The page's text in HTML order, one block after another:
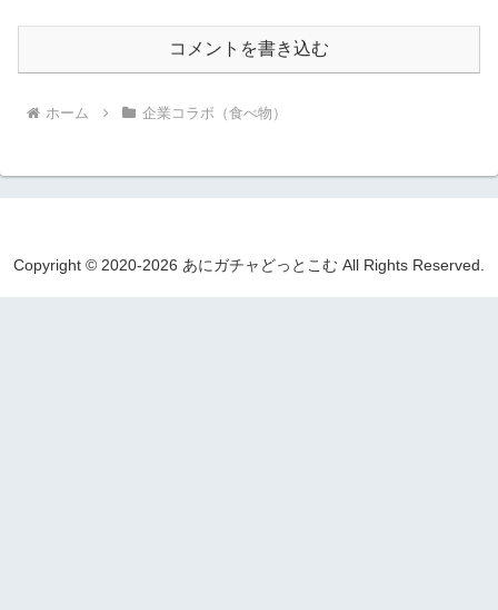
コメントを書き込む
ホーム 企業コラボ（食べ物）
Copyright © 2020-2026 あにガチャどっとこむ All Rights Reserved.